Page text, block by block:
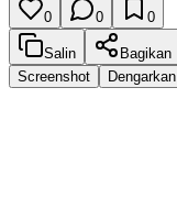
0 0 0
Salin
Bagikan
Screenshot
Dengarkan